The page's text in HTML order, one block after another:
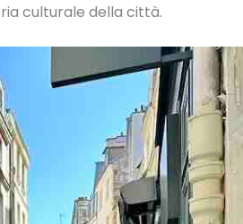
culturale della città.